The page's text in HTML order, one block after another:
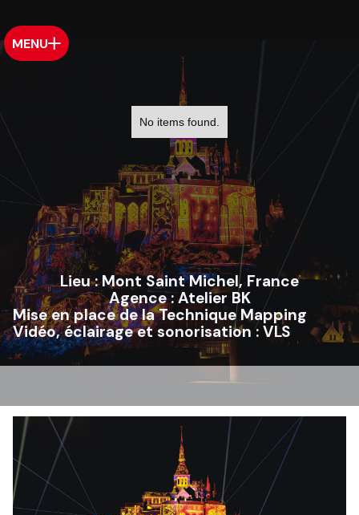
MENU
No items found.
Lieu :Mont Saint Michel, France
Agence :Atelier BK
Mise en place de la Technique Mapping
Vidéo, éclairage et sonorisation : VLS